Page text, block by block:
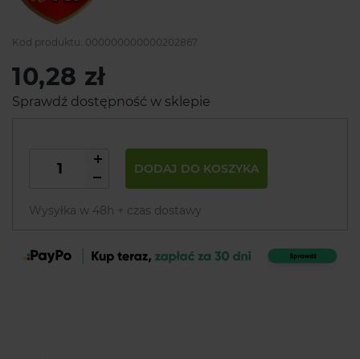
Kod produktu: 000000000000202867
10,28 zł
Sprawdź dostępność w sklepie
DODAJ DO KOSZYKA
Wysyłka w 48h + czas dostawy